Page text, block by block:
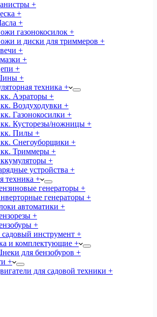
+
+
+
газонокосилок +
и диски для триммеров +
+
+
+
+
техника +
Аэраторы +
Воздуходувки +
Газонокосилки +
Кусторезы/ножницы +
Пилы +
Снегоуборщики +
Триммеры +
+
устройства +
техника +
генераторы +
генераторы +
автоматики +
+
+
инструмент +
и комплектующие +
для бензобуров +
+
для садовой техники +